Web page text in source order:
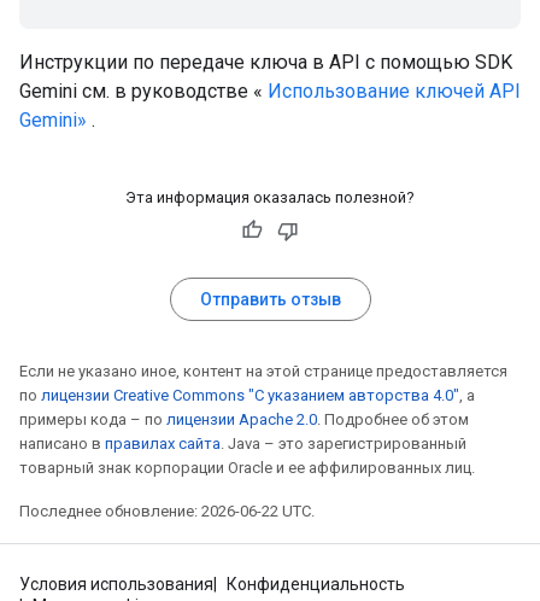
Инструкции по передаче ключа в API с помощью SDK
Gemini см. в руководстве « Использование ключей API
Gemini» .
Эта информация оказалась полезной?
Отправить отзыв
Если не указано иное, контент на этой странице предоставляется
по лицензии Creative Commons "С указанием авторства 4.0", а
примеры кода – по лицензии Apache 2.0. Подробнее об этом
написано в правилах сайта. Java – это зарегистрированный
товарный знак корпорации Oracle и ее аффилированных лиц.
Последнее обновление: 2026-06-22 UTC.
Условия использования
Конфиденциальность